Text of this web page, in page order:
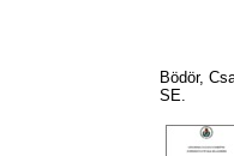
Bödör,
SE.